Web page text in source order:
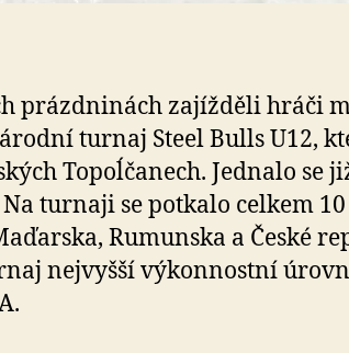
prázdninách zajížděli hráči
turnaj Steel Bulls U12,
Topoĺčanech. Jednalo se
turnaji se potkalo celkem
Rumunska a České
nejvyšší výkonnostní